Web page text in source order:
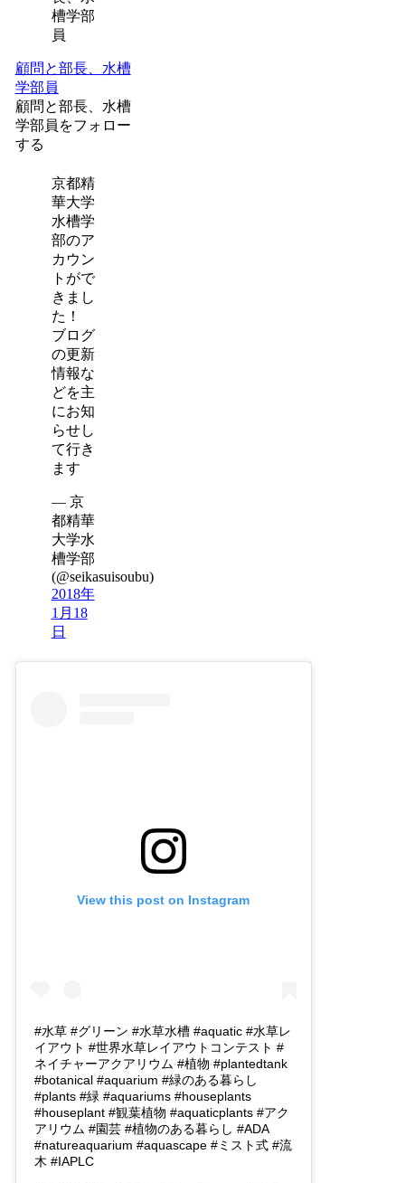
顧問と部長、水槽
学部員
顧問と部長、水槽
学部員をフォロー
する
京都精
華大学
水槽学
部のア
カウン
トがで
きまし
た！
ブログ
の更新
情報な
どを主
にお知
らせし
て行き
ます
— 京
都精華
大学水
槽学部
(@seikasuisoubu)
2018年
1月18
日
View this post on Instagram
#水草 #グリーン #水草水槽 #aquatic #水草レ
イアウト #世界水草レイアウトコンテスト #
ネイチャーアクアリウム #植物 #plantedtank
#botanical #aquarium #緑のある暮らし
#plants #緑 #aquariums #houseplants
#houseplant #観葉植物 #aquaticplants #アク
アリウム #園芸 #植物のある暮らし #ADA
#natureaquarium #aquascape #ミスト式 #流
木 #IAPLC